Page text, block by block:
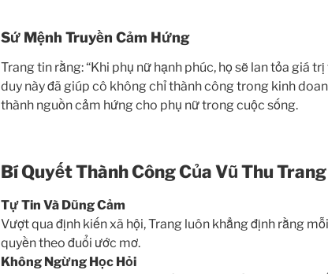
Sứ Mệnh Truyền Cảm Hứng
Trang tin rằng: “Khi phụ nữ hạnh phúc, họ sẽ lan tỏa giá
duy này đã giúp cô không chỉ thành công trong kinh
thành nguồn cảm hứng cho phụ nữ trong cuộc sống.
Bí Quyết Thành Công Của Vũ Thu Trang
Tự Tin Và Dũng Cảm
Vượt qua định kiến xã hội, Trang luôn khẳng định rằng
quyền theo đuổi ước mơ.
Không Ngừng Học Hỏi